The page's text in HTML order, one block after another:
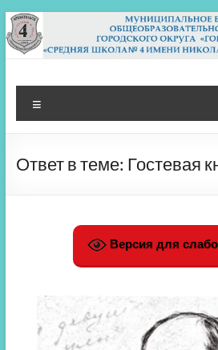
Перейти
к
содержимому
МБОУ СШ 4
Архангельск
Ответ в теме: Гостевая
Версия для